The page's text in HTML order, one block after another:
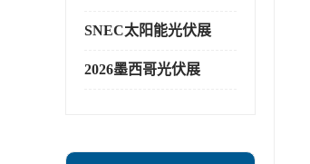
SNEC太阳能光伏展
2026墨西哥光伏展